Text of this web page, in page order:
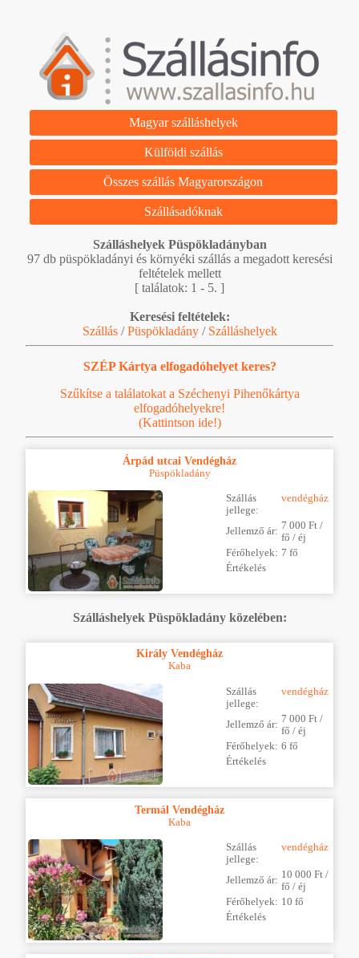
Magyar szálláshelyek
Külföldi szállás
Összes szállás Magyarországon
Szállásadóknak
Szálláshelyek Püspökladányban
97 db püspökladányi és környéki szállás a megadott keresési
feltételek mellett
[ találatok: 1 - 5. ]
Keresési feltételek:
Szállás/Püspökladány/ Szálláshelyek
SZÉP Kártya elfogadóhelyet keres?
Szűkítse a találatokat a Széchenyi Pihenőkártya
elfogadóhelyekre!
(Kattintson ide!)
Árpád utcai Vendégház
Püspökladány
Szállás
jellege:
vendégház
Jellemző ár: 7 000 Ft /
fő / éj
Férőhelyek: 7 fő
Értékelés
Szálláshelyek Püspökladány közelében:
Király Vendégház
Kaba
Szállás
jellege:
vendégház
Jellemző ár: 7 000 Ft /
fő / éj
Férőhelyek: 6 fő
Értékelés
Termál Vendégház
Kaba
Szállás
jellege:
vendégház
Jellemző ár: 10 000 Ft /
fő / éj
Férőhelyek: 10 fő
Értékelés